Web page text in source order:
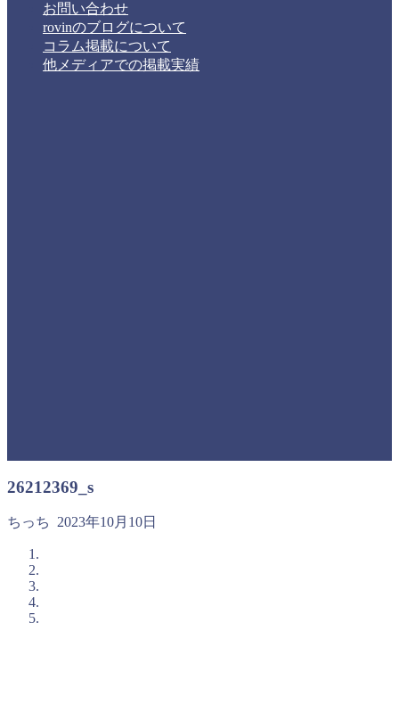
お問い合わせ
rovinのブログについて
コラム掲載について
他メディアでの掲載実績
26212369_s
ちっち 2023年10月10日